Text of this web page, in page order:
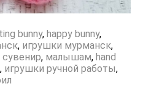
bunny, happy bunny,
, игрушки мурманск,
сувенир, малышам, hand
, игрушки ручной работы,